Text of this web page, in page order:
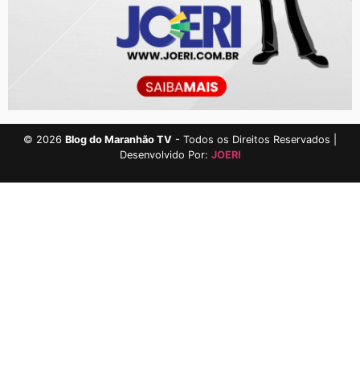
© 2026 Blog do Maranhão TV - Todos os Direitos Reservados |
Desenvolvido Por: JOERI